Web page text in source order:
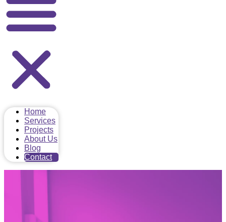
Home
Services
Projects
About Us
Blog
Contact